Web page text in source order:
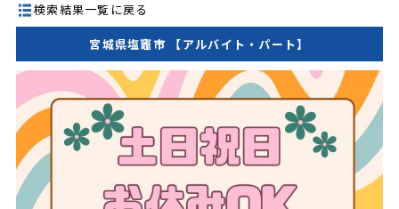
検索結果一覧に戻る
宮城県塩竈市 【アルバイト・パート】